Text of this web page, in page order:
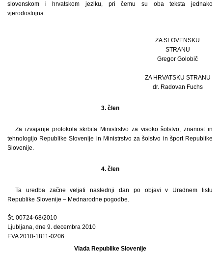
slovenskom i hrvatskom jeziku, pri čemu su oba teksta jednako
vjerodostojna.
ZA SLOVENSKU
STRANU
Gregor Golobič
ZA HRVATSKU STRANU
dr. Radovan Fuchs
3. člen
Za izvajanje protokola skrbita Ministrstvo za visoko šolstvo, znanost in
tehnologijo Republike Slovenije in Ministrstvo za šolstvo in šport Republike
Slovenije.
4. člen
Ta uredba začne veljati naslednji dan po objavi v Uradnem listu
Republike Slovenije – Mednarodne pogodbe.
Št. 00724-68/2010
Ljubljana, dne 9. decembra 2010
EVA 2010-1811-0206
Vlada Republike Slovenije